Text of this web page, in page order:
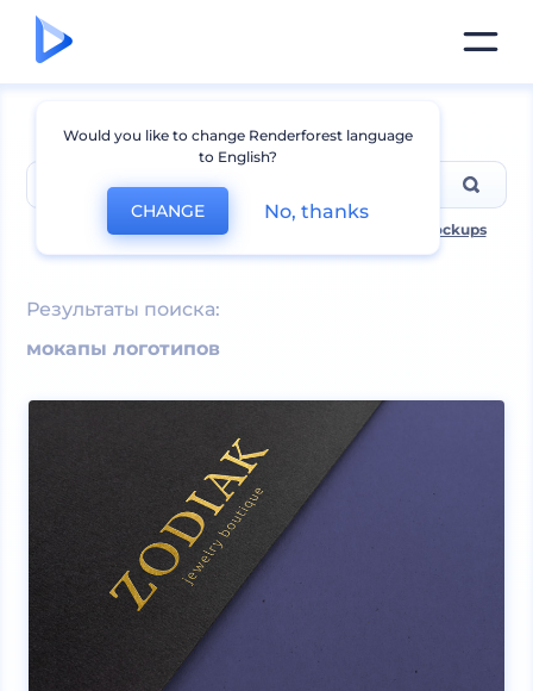
Самые популярные поиски включая logo mockups
Результаты поиска:
мокапы логотипов
Would you like to change Renderforest language
to English?
CHANGE No, thanks